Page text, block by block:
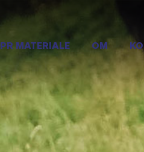
PR MATERIALE OM